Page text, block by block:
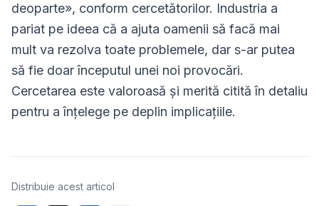
deoparte», conform cercetătorilor. Industria a
pariat pe ideea că a ajuta oamenii să facă mai
mult va rezolva toate problemele, dar s-ar putea
să fie doar începutul unei noi provocări.
Cercetarea este valoroasă și merită citită în detaliu
pentru a înțelege pe deplin implicațiile.
Distribuie acest articol